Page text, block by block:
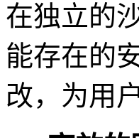
在独立的
能存在的
改，为用